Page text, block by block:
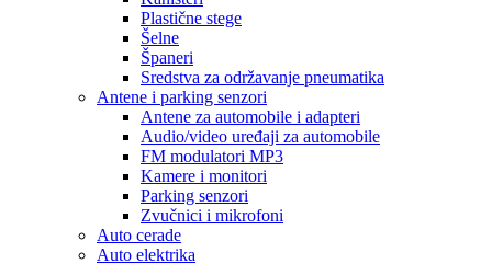
Plastične stege
Šelne
Španeri
Sredstva za održavanje pneumatika
Antene i parking senzori
Antene za automobile i adapteri
Audio/video uređaji za automobile
FM modulatori MP3
Kamere i monitori
Parking senzori
Zvučnici i mikrofoni
Auto cerade
Auto elektrika